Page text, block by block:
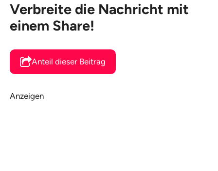
Verbreite die Nachricht mit
einem Share!
Anteil dieser Beitrag
Anzeigen